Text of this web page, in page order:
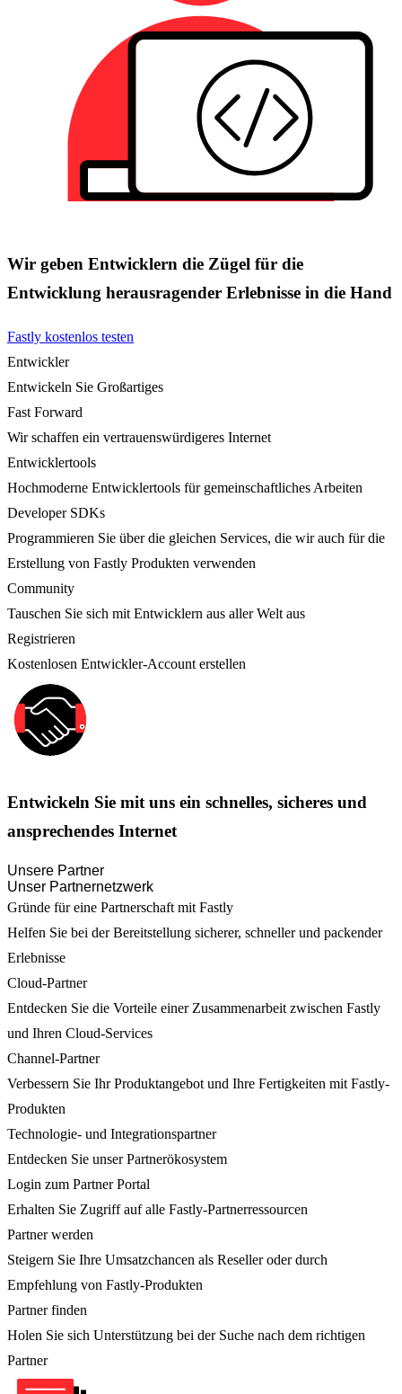
Wir geben Entwicklern die Zügel für die
Entwicklung herausragender Erlebnisse in die Hand
Fastly kostenlos testen
Entwickler
Entwickeln Sie Großartiges
Fast Forward
Wir schaffen ein vertrauenswürdigeres Internet
Entwicklertools
Hochmoderne Entwicklertools für gemeinschaftliches Arbeiten
Developer SDKs
Programmieren Sie über die gleichen Services, die wir auch für die
Erstellung von Fastly Produkten verwenden
Community
Tauschen Sie sich mit Entwicklern aus aller Welt aus
Registrieren
Kostenlosen Entwickler-Account erstellen
Entwickeln Sie mit uns ein schnelles, sicheres und
ansprechendes Internet
Unsere Partner
Unser Partnernetzwerk
Gründe für eine Partnerschaft mit Fastly
Helfen Sie bei der Bereitstellung sicherer, schneller und packender
Erlebnisse
Cloud-Partner
Entdecken Sie die Vorteile einer Zusammenarbeit zwischen Fastly
und Ihren Cloud-Services
Channel-Partner
Verbessern Sie Ihr Produktangebot und Ihre Fertigkeiten mit Fastly-
Produkten
Technologie- und Integrationspartner
Entdecken Sie unser Partnerökosystem
Login zum Partner Portal
Erhalten Sie Zugriff auf alle Fastly-Partnerressourcen
Partner werden
Steigern Sie Ihre Umsatzchancen als Reseller oder durch
Empfehlung von Fastly-Produkten
Partner finden
Holen Sie sich Unterstützung bei der Suche nach dem richtigen
Partner